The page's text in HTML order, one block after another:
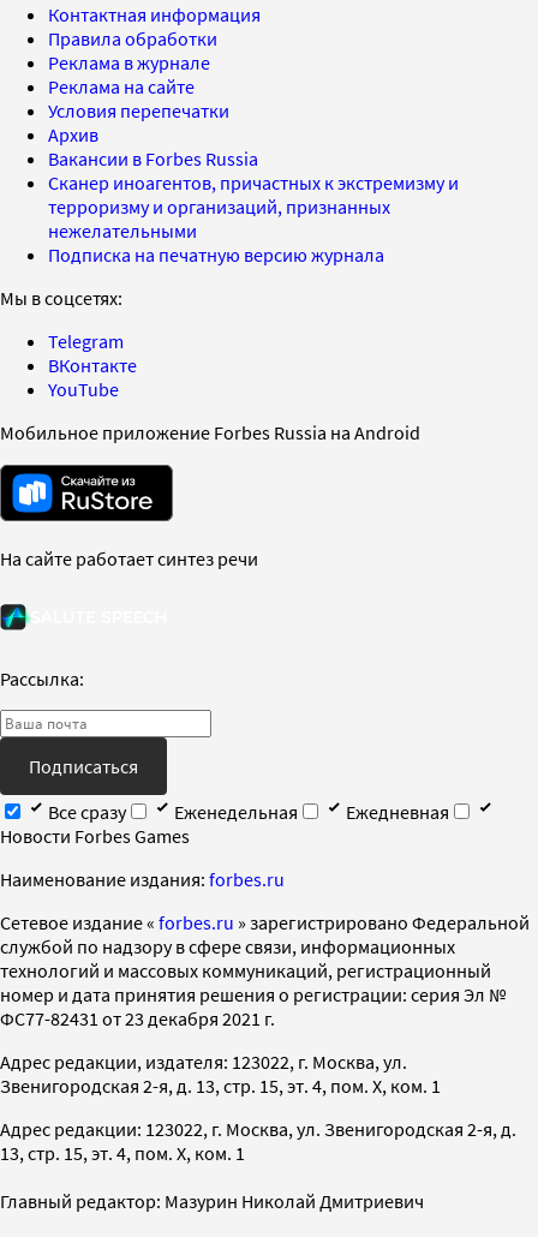
Контактная информация
Правила обработки
Реклама в журнале
Реклама на сайте
Условия перепечатки
Архив
Вакансии в Forbes Russia
Сканер иноагентов, причастных к экстремизму и
терроризму и организаций, признанных
нежелательными
Подписка на печатную версию журнала
Мы в соцсетях:
Telegram
ВКонтакте
YouTube
Мобильное приложение Forbes Russia на Android
На сайте работает синтез речи
Рассылка:
Подписаться
Все сразу
Еженедельная
Ежедневная
Новости Forbes Games
Наименование издания: forbes.ru
Cетевое издание « forbes.ru » зарегистрировано Федеральной
службой по надзору в сфере связи, информационных
технологий и массовых коммуникаций, регистрационный
номер и дата принятия решения о регистрации: серия Эл №
ФС77-82431 от 23 декабря 2021 г.
Адрес редакции, издателя: 123022, г. Москва, ул.
Звенигородская 2-я, д. 13, стр. 15, эт. 4, пом. X, ком. 1
Адрес редакции: 123022, г. Москва, ул. Звенигородская 2-я, д.
13, стр. 15, эт. 4, пом. X, ком. 1
Главный редактор: Мазурин Николай Дмитриевич